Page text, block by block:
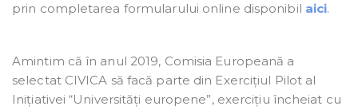
prin completarea formularului online disponibil aici.
Amintim că în anul 2019, Comisia Europeană a
selectat CIVICA să facă parte din Exercițiul Pilot al
Inițiativei “Universități europene”, exercițiu încheiat cu